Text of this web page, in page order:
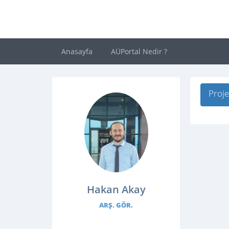
Anasayfa AÜPortal Nedir ?
Hakan Akay
ARŞ. GÖR.